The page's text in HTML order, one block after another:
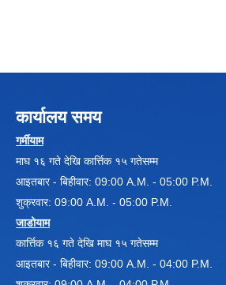
कार्यालय समय
गर्मीयाम
माघ १६ गते देखि कार्त्तिक १५ गतेसम्म
आइतबार - बिहीवार: 09:00 A.M. - 05:00 P.M.
शुक्रवार: 09:00 A.M. - 05:00 P.M.
जाडोयाम
कार्त्तिक १६ गते देखि माघ १५ गतेसम्म
आइतबार - बिहीवार: 09:00 A.M. - 04:00 P.M.